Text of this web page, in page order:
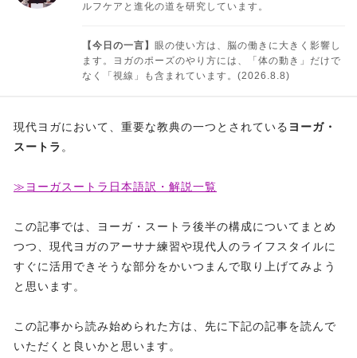
ルフケアと進化の道を研究しています。
【今日の一言】 眼の使い方は、脳の働きに大きく影響し
ます。ヨガのポーズのやり方には、「体の動き」だけで
なく「視線」も含まれています。(2026.8.8)
現代ヨガにおいて、重要な教典の一つとされている ヨーガ・
スートラ 。
≫ヨーガスートラ日本語訳・解説一覧
この記事では、ヨーガ・スートラ後半の構成についてまとめ
つつ、現代ヨガのアーサナ練習や現代人のライフスタイルに
すぐに活用できそうな部分をかいつまんで取り上げてみよう
と思います。
この記事から読み始められた方は、先に下記の記事を読んで
いただくと良いかと思います。